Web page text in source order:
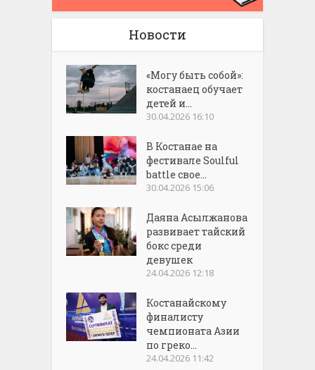
Новости
«Могу быть собой»:
костанаец обучает
детей и...
30.04.2026 16:10
В Костанае на
фестивале Soulful
battle свое...
30.04.2026 15:06
Даяна Асылжанова
развивает тайский
бокс среди
девушек
24.04.2026 12:18
Костанайскому
финалисту
чемпионата Азии
по греко...
24.04.2026 11:42